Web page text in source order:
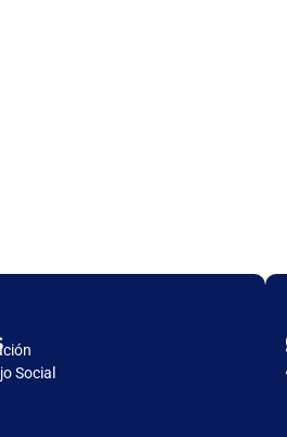
Social